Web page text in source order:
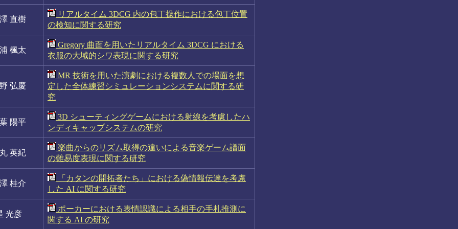
直樹
リアルタイム 3DCG 内の包丁操作における包丁位置
の検知に関する研究
楓太
Gregory 曲面を用いたリアルタイム 3DCG における
衣服の大域的シワ表現に関する研究
弘慶
MR 技術を用いた演劇における複数人での場面を想
定した全体練習シミュレーションシステムに関する研
究
陽平
3D シューティングゲームにおける射線を考慮したハ
ンディキャップシステムの研究
英紀
楽曲からのリズム取得の違いによる音楽ゲーム譜面
の難易度表現に関する研究
桂介
「カタンの開拓者たち」における偽情報伝達を考慮
した AI に関する研究
光彦
ポーカーにおける表情認識による相手の手札推測に
関する AI の研究